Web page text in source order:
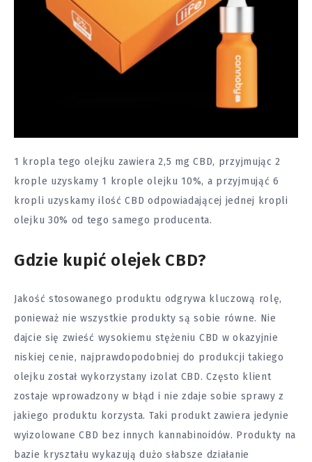
1 kropla tego olejku zawiera 2,5 mg CBD, przyjmując 2
krople uzyskamy 1 krople olejku 10%, a przyjmująć 6
kropli uzyskamy ilość CBD odpowiadającej jednej kropli
olejku 30% od tego samego producenta.
Gdzie kupić olejek CBD?
Jakość stosowanego produktu odgrywa kluczową rolę,
ponieważ nie wszystkie produkty są sobie równe. Nie
dajcie się zwieść wysokiemu stężeniu CBD w okazyjnie
niskiej cenie, najprawdopodobniej do produkcji takiego
olejku został wykorzystany izolat CBD. Często klient
zostaje wprowadzony w błąd i nie zdaje sobie sprawy z
jakiego produktu korzysta. Taki produkt zawiera jedynie
wyizolowane CBD bez innych kannabinoidów. Produkty na
bazie kryształu wykazują dużo słabsze działanie